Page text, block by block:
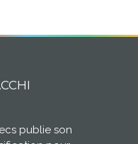
publie son